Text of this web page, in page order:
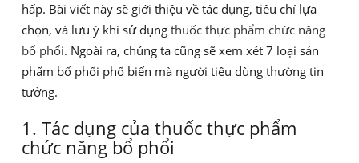
hấp. Bài viết này sẽ giới thiệu về tác dụng, tiêu chí lựa
chọn, và lưu ý khi sử dụng thuốc thực phẩm chức năng
bổ phổi. Ngoài ra, chúng ta cũng sẽ xem xét 7 loại sản
phẩm bổ phổi phổ biến mà người tiêu dùng thường tin
tưởng.
1. Tác dụng của thuốc thực phẩm
chức năng bổ phổi